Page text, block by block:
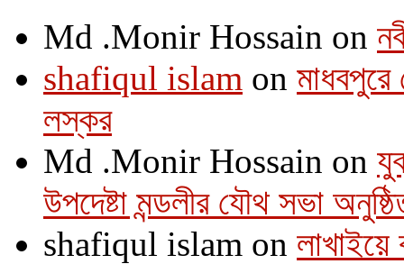
Md .Monir Hossain on
shafiqul islam on
লস্কর
Md .Monir Hossain on
উপদেষ্টা মন্ডলীর যৌথ সভা
shafiqul islam on